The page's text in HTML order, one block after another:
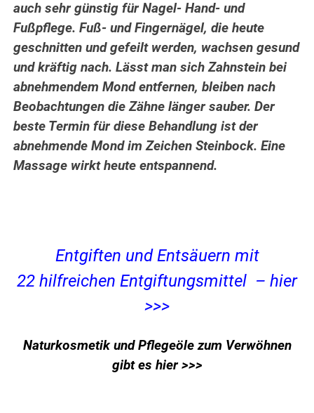
auch sehr günstig für Nagel- Hand- und
Fußpflege. Fuß- und Fingernägel, die heute
geschnitten und gefeilt werden, wachsen gesund
und kräftig nach. Lässt man sich Zahnstein bei
abnehmendem Mond entfernen, bleiben nach
Beobachtungen die Zähne länger sauber. Der
beste Termin für diese Behandlung ist der
abnehmende Mond im Zeichen Steinbock. Eine
Massage wirkt heute entspannend.
Entgiften und Entsäuern mit
22 hilfreichen Entgiftungsmittel – hier
>>>
Naturkosmetik und Pflegeöle zum Verwöhnen
gibt es hier >>>